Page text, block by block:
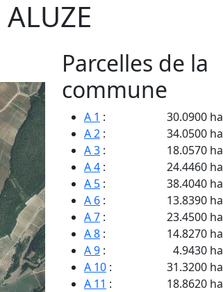
ALUZE
Parcelles de la
commune
A 1 :
30.0900 ha
A 2 :
34.0500 ha
A 3 :
18.0570 ha
A 4 :
24.4460 ha
A 5 :
38.4040 ha
A 6 :
13.8390 ha
A 7 :
23.4500 ha
A 8 :
14.8270 ha
A 9 :
4.9430 ha
A 10 :
31.3200 ha
A 11 :
18.8620 ha